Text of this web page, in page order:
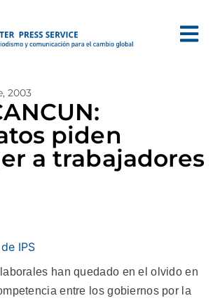
2003
piden
a trabajadores
IPS
han quedado en el olvido en
entre los gobiernos por la